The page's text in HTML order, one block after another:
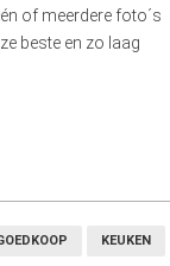
of meerdere foto´s
beste en zo laag
KEUKEN